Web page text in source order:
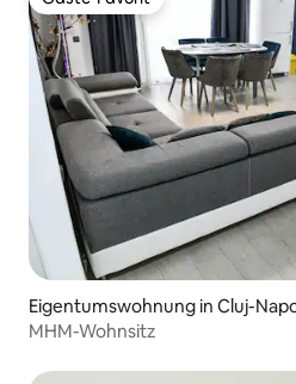
Gäste-Favorit
Eigentumswohnung in Cluj-
MHM-Wohnsitz